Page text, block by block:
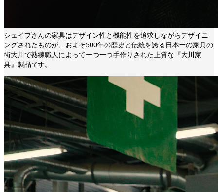
シェイプさんの家具はデザイン性と機能性を追求しながらデザイニ
ングされたものが、およそ500年の歴史と伝統を誇る日本一の家具の
街大川で熟練職人によって一つ一つ手作りされた上質な『大川家
具』製品です。